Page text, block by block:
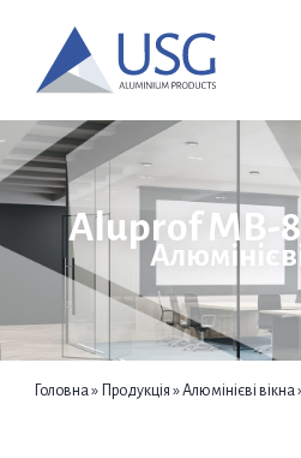
вмісту
Aluprof MB-
Головна» Продукція »Алюмінієві вікна